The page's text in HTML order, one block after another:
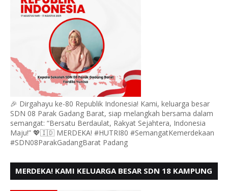
🎉 Dirgahayu ke-80 Republik Indonesia! Kami, keluarga besar
SDN 08 Parak Gadang Barat, siap melangkah bersama dalam
semangat: “Bersatu Berdaulat, Rakyat Sejahtera, Indonesia
Maju!” 💖🇮🇩 MERDEKA! #HUTRI80 #SemangatKemerdekaan
#SDN08ParakGadangBarat Padang
MERDEKA! KAMI KELUARGA BESAR SDN 18 KAMPUNG